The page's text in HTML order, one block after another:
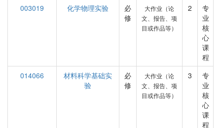
003019
化学物理实验
必
修
大作业（论
文、报告、项
目或作品等）
2
专
业
核
心
课
程
014066
材料科学基础实
验
必
修
大作业（论
文、报告、项
目或作品等）
3
专
业
核
心
课
程